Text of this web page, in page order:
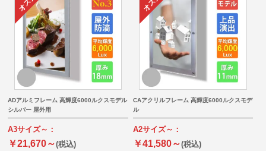
ADアルミフレーム 高輝度6000ルクスモデル
シルバー 屋外用
A3サイズ～：
￥21,670～(税込)
CAアクリルフレーム 高輝度6000ルクスモデ
ル
A2サイズ～：
￥41,580～(税込)